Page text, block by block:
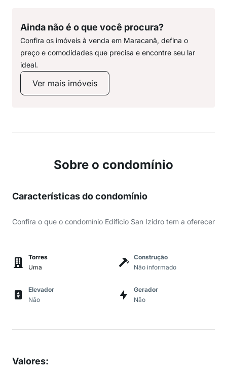
Ainda não é o que você procura?
Confira os imóveis à venda em Maracanã, defina o
preço e comodidades que precisa e encontre seu lar
ideal.
Ver mais imóveis
Sobre o condomínio
Características do condomínio
Confira o que o condomínio Edificio San Izidro tem a oferecer
Torres
Uma
Construção
Não informado
Elevador
Não
Gerador
Não
Valores: